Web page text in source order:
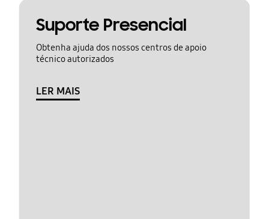
Suporte Presencial
Obtenha ajuda dos nossos centros de apoio
técnico autorizados
LER MAIS